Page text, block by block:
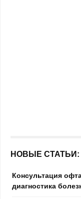
НОВЫЕ СТАТЬИ:
Консультация
диагностика